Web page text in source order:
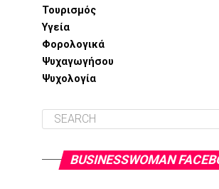
Τουρισμός
Υγεία
Φορολογικά
Ψυχαγωγήσου
Ψυχολογία
BUSINESSWOMAN